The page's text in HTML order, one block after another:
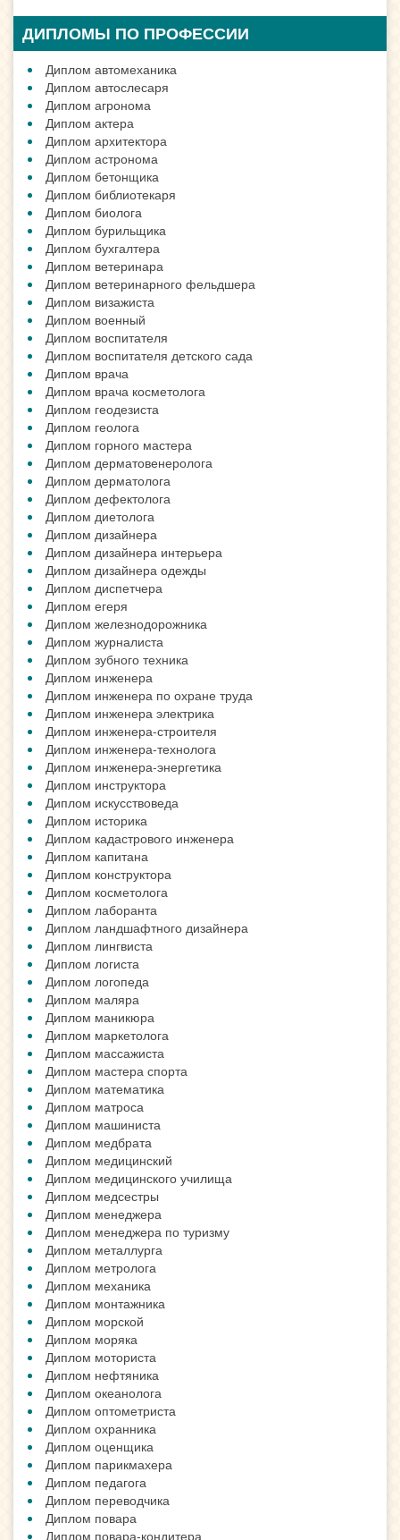
ДИПЛОМЫ ПО ПРОФЕССИИ
Диплом автомеханика
Диплом автослесаря
Диплом агронома
Диплом актера
Диплом архитектора
Диплом астронома
Диплом бетонщика
Диплом библиотекаря
Диплом биолога
Диплом бурильщика
Диплом бухгалтера
Диплом ветеринара
Диплом ветеринарного фельдшера
Диплом визажиста
Диплом военный
Диплом воспитателя
Диплом воспитателя детского сада
Диплом врача
Диплом врача косметолога
Диплом геодезиста
Диплом геолога
Диплом горного мастера
Диплом дерматовенеролога
Диплом дерматолога
Диплом дефектолога
Диплом диетолога
Диплом дизайнера
Диплом дизайнера интерьера
Диплом дизайнера одежды
Диплом диспетчера
Диплом егеря
Диплом железнодорожника
Диплом журналиста
Диплом зубного техника
Диплом инженера
Диплом инженера по охране труда
Диплом инженера электрика
Диплом инженера-строителя
Диплом инженера-технолога
Диплом инженера-энергетика
Диплом инструктора
Диплом искусствоведа
Диплом историка
Диплом кадастрового инженера
Диплом капитана
Диплом конструктора
Диплом косметолога
Диплом лаборанта
Диплом ландшафтного дизайнера
Диплом лингвиста
Диплом логиста
Диплом логопеда
Диплом маляра
Диплом маникюра
Диплом маркетолога
Диплом массажиста
Диплом мастера спорта
Диплом математика
Диплом матроса
Диплом машиниста
Диплом медбрата
Диплом медицинский
Диплом медицинского училища
Диплом медсестры
Диплом менеджера
Диплом менеджера по туризму
Диплом металлурга
Диплом метролога
Диплом механика
Диплом монтажника
Диплом морской
Диплом моряка
Диплом моториста
Диплом нефтяника
Диплом океанолога
Диплом оптометриста
Диплом охранника
Диплом оценщика
Диплом парикмахера
Диплом педагога
Диплом переводчика
Диплом повара
Диплом повара-кондитера